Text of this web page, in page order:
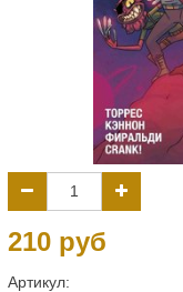
210 руб
Артикул: